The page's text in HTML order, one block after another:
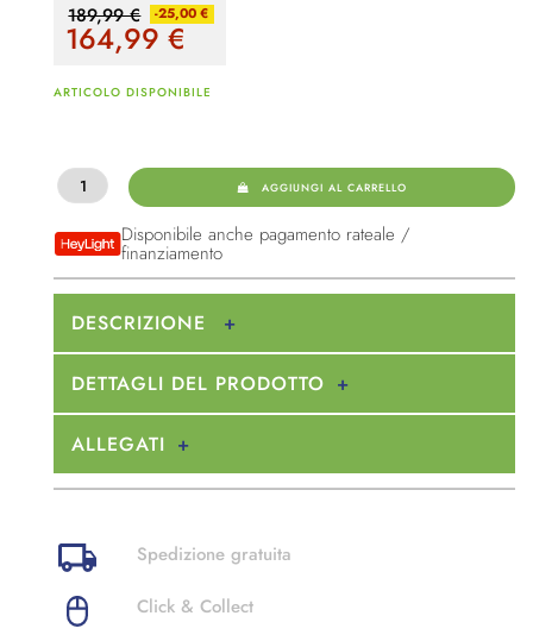
189,99 € -25,00 €
164,99€
ARTICOLO DISPONIBILE
AGGIUNGI AL CARRELLO
Disponibile anche pagamento rateale /
finanziamento
DESCRIZIONE
DETTAGLI DEL PRODOTTO
ALLEGATI
Spedizione gratuita
Click & Collect